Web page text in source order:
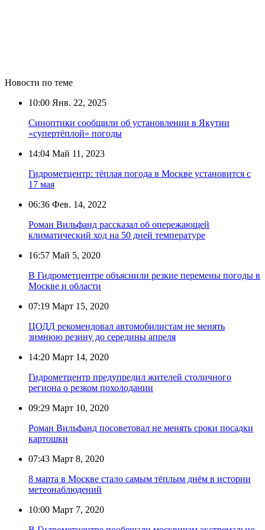
Новости по теме
10:00 Янв. 22, 2025
Синоптики сообщили об установлении в Якутии
«супертёплой» погоды
14:04 Май 11, 2023
Гидрометцентр: тёплая погода в Москве установится с
17 мая
06:36 Фев. 14, 2022
Роман Вильфанд рассказал об опережающей
климатический ход на 50 дней температуре
16:57 Май 5, 2020
В Гидрометцентре объяснили резкие перемены погоды в
Москве и области
07:19 Март 15, 2020
ЦОДД рекомендовал автомобилистам не менять
зимнюю резину до середины апреля
14:20 Март 14, 2020
Гидрометцентр предупредил жителей столичного
региона о резком похолодании
09:29 Март 10, 2020
Роман Вильфанд посоветовал не менять сроки посадки
картошки
07:43 Март 8, 2020
8 марта в Москве стало самым тёплым днём в истории
метеонаблюдений
10:00 Март 7, 2020